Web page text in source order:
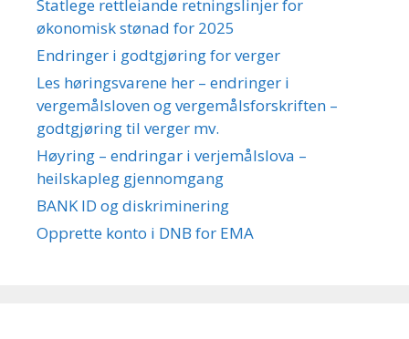
Statlege rettleiande retningslinjer for
økonomisk stønad for 2025
Endringer i godtgjøring for verger
Les høringsvarene her – endringer i
vergemålsloven og vergemålsforskriften –
godtgjøring til verger mv.
Høyring – endringar i verjemålslova –
heilskapleg gjennomgang
BANK ID og diskriminering
Opprette konto i DNB for EMA